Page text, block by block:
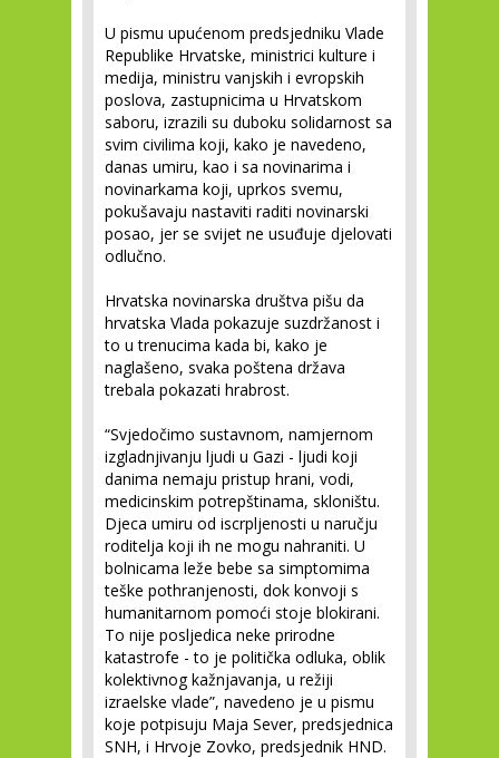
U pismu upućenom predsjedniku Vlade
Republike Hrvatske, ministrici kulture i
medija, ministru vanjskih i evropskih
poslova, zastupnicima u Hrvatskom
saboru, izrazili su duboku solidarnost sa
svim civilima koji, kako je navedeno,
danas umiru, kao i sa novinarima i
novinarkama koji, uprkos svemu,
pokušavaju nastaviti raditi novinarski
posao, jer se svijet ne usuđuje djelovati
odlučno.
Hrvatska novinarska društva pišu da
hrvatska Vlada pokazuje suzdržanost i
to u trenucima kada bi, kako je
naglašeno, svaka poštena država
trebala pokazati hrabrost.
“Svjedočimo sustavnom, namjernom
izgladnjivanju ljudi u Gazi - ljudi koji
danima nemaju pristup hrani, vodi,
medicinskim potrepštinama, skloništu.
Djeca umiru od iscrpljenosti u naručju
roditelja koji ih ne mogu nahraniti. U
bolnicama leže bebe sa simptomima
teške pothranjenosti, dok konvoji s
humanitarnom pomoći stoje blokirani.
To nije posljedica neke prirodne
katastrofe - to je politička odluka, oblik
kolektivnog kažnjavanja, u režiji
izraelske vlade”, navedeno je u pismu
koje potpisuju Maja Sever, predsjednica
SNH, i Hrvoje Zovko, predsjednik HND.